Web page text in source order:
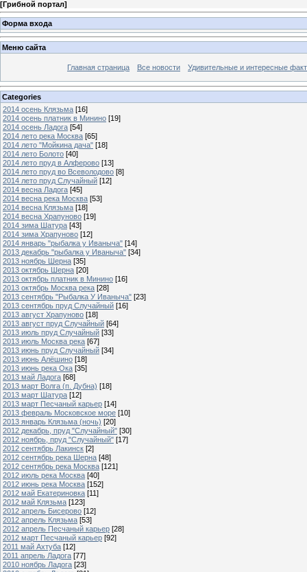
[Грибной портал]
Форма входа
Меню сайта
Главная страница Все новости Удивительные и интересные
Categories
2014 осень Клязьма [16]
2014 осень платник в Минино [19]
2014 осень Ладога [54]
2014 лето река Москва [65]
2014 лето "Мойкина дача" [18]
2014 лето Болото [40]
2014 лето пруд в Алферово [13]
2014 лето пруд во Всеволодово [8]
2014 лето пруд Случайный [12]
2014 весна Ладога [45]
2014 весна река Москва [53]
2014 весна Клязьма [18]
2014 весна Храпуново [19]
2014 зима Шатура [43]
2014 зима Храпуново [12]
2014 январь "рыбалка у Иваныча" [14]
2013 декабрь "рыбалка у Иваныча" [34]
2013 ноябрь Шерна [35]
2013 октябрь Шерна [20]
2013 октябрь платник в Минино [16]
2013 октябрь Москва река [28]
2013 сентябрь "Рыбалка У Иваныча" [23]
2013 сентябрь пруд Случайный [16]
2013 август Храпуново [18]
2013 август пруд Случайный [64]
2013 июль пруд Случайный [33]
2013 июль Москва река [67]
2013 июнь пруд Случайный [34]
2013 июнь Алёшино [18]
2013 июнь река Ока [35]
2013 май Ладога [68]
2013 март Волга (п. Дубна) [18]
2013 март Шатура [12]
2013 март Песчаный карьер [14]
2013 февраль Московское море [10]
2013 январь Клязьма (ночь) [20]
2012 декабрь, пруд "Случайный" [30]
2012 ноябрь, пруд "Случайный" [17]
2012 сентябрь Лакинск [2]
2012 сентябрь река Шерна [48]
2012 сентябрь река Москва [121]
2012 июль река Москва [40]
2012 июнь река Москва [152]
2012 май Екатериновка [11]
2012 май Клязьма [123]
2012 апрель Бисерово [12]
2012 апрель Клязьма [53]
2012 апрель Песчаный карьер [28]
2012 март Песчаный карьер [92]
2011 май Ахтуба [12]
2011 апрель Ладога [77]
2010 ноябрь Ладога [23]